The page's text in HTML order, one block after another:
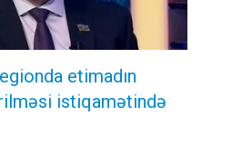
etimadın
istiqamətində